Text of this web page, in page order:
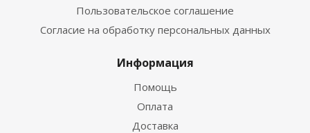
Пользовательское соглашение
Согласие на обработку персональных данных
Информация
Помощь
Оплата
Доставка